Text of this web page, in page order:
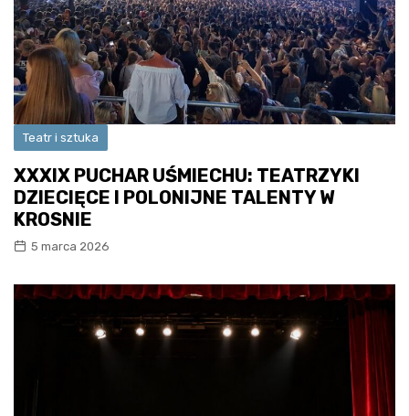
Teatr i sztuka
XXXIX PUCHAR UŚMIECHU: TEATRZYKI
DZIECIĘCE I POLONIJNE TALENTY W
KROSNIE
5 marca 2026